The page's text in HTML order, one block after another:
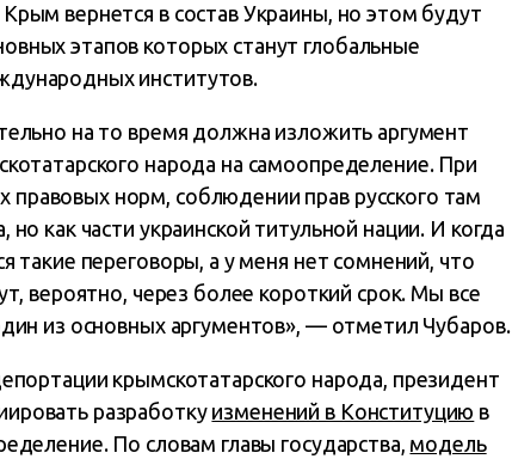
вернется в состав Украины, но этом будут
этапов которых станут глобальные
институтов.
на то время должна изложить аргумент
народа на самоопределение. При
норм, соблюдении прав русского там
как части украинской титульной нации. И когда
такие переговоры, а у меня нет сомнений, что
вероятно, через более короткий срок. Мы все
из основных аргументов», — отметил Чубаров.
крымскотатарского народа, президент
разработкуизменений в Конституцию в
По словам главы государства, модель